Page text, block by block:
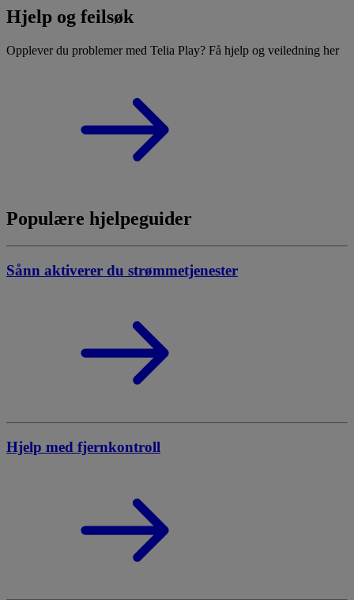
Hjelp og feilsøk
Opplever du problemer med Telia Play? Få hjelp og veiledning her
Populære hjelpeguider
Sånn aktiverer du strømmetjenester
Hjelp med fjernkontroll